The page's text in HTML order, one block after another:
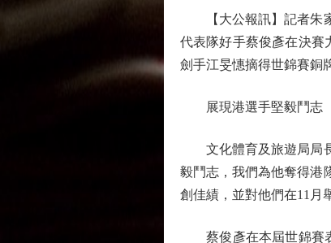
【大公報訊】記者朱家
代表隊好手蔡俊彥在決賽
劍手江旻憓摘得世錦賽銅
展現港選手堅毅鬥志
文化體育及旅遊局局長
毅鬥志，我們為他奪得港
創佳績，並對他們在11月
蔡俊彥在本屆世錦賽表